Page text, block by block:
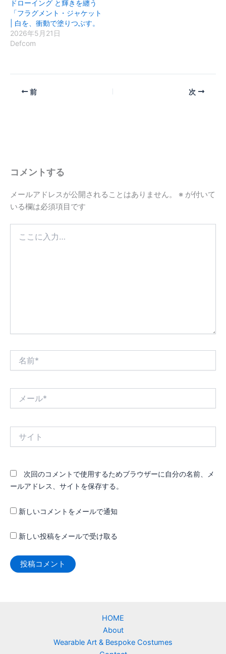
ドローイング と輝きを纏う
「フラグメント・ジャケット
| 白を、衝動で塗りつぶす。
2026年5月21日
Defcom
前 次
コメントする
メールアドレスが公開されることはありません。 ※ が付いて
いる欄は必須項目です
次回のコメントで使用するためブラウザーに自分の名前、メ
ールアドレス、サイトを保存する。
新しいコメントをメールで通知
新しい投稿をメールで受け取る
HOME
About
Wearable Art & Bespoke Costumes